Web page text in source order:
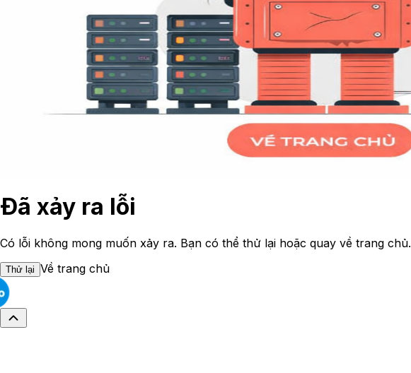
Đã xảy ra lỗi
Có lỗi không mong muốn xảy ra. Bạn có thể thử lại hoặc quay về trang chủ.
Thử lại Về trang chủ